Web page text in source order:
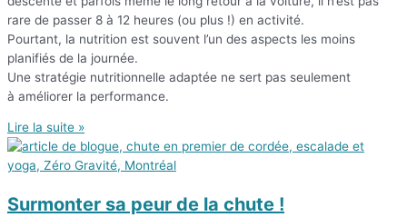
rare de passer 8 à 12 heures (ou plus !) en activité.
Pourtant, la nutrition est souvent l’un des aspects les moins
planifiés de la journée.
Une stratégie nutritionnelle adaptée ne sert pas seulement
à améliorer la performance.
Lire la suite »
Surmonter sa peur de la chute !